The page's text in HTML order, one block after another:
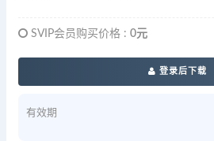
SVIP会员购买价格 : 0元
登录后下载
有效期